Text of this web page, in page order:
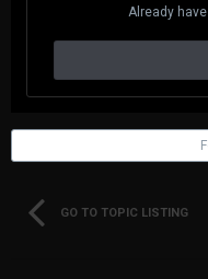
Already
GO TO TOPIC LISTING